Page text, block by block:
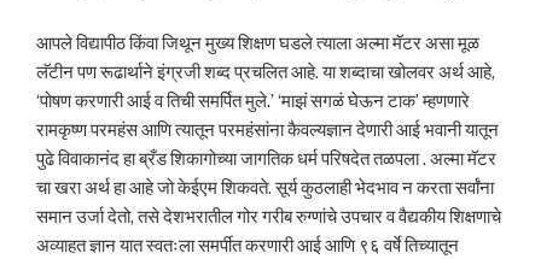
आपले विद्यापीठ किंवा जिथून मुख्य शिक्षण घडले त्याला अल्मा मॅटर असा मूळ
लॅटीन पण रूढार्थाने इंग्रजी शब्द प्रचलित आहे. या शब्दाचा खोलवर अर्थ आहे,
‘पोषण करणारी आई व तिची समर्पित मुले.’ ‘माझं सगळं घेऊन टाक’ म्हणणारे
रामकृष्ण परमहंस आणि त्यातून परमहंसांना कैवल्यज्ञान देणारी आई भवानी यातून
पुढे विवाकानंद हा ब्रँड शिकागोच्या जागतिक धर्म परिषदेत तळपला . अल्मा मॅटर
चा खरा अर्थ हा आहे जो केईएम शिकवते. सूर्य कुठलाही भेदभाव न करता सर्वांना
समान उर्जा देतो, तसे देशभरातील गोर गरीब रुग्णांचे उपचार व वैद्यकीय शिक्षणाचे
अव्याहत ज्ञान यात स्वतःला समर्पीत करणारी आई आणि ९६ वर्षे तिच्यातून